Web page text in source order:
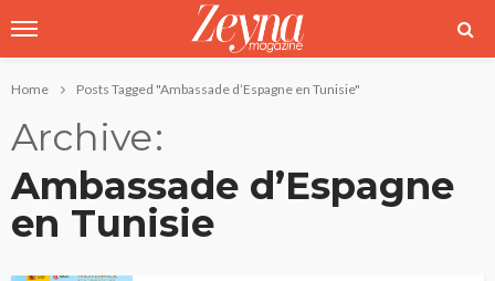
Home Posts Tagged "Ambassade d’Espagne en Tunisie"
Archive
Ambassade d’Espagne
en Tunisie